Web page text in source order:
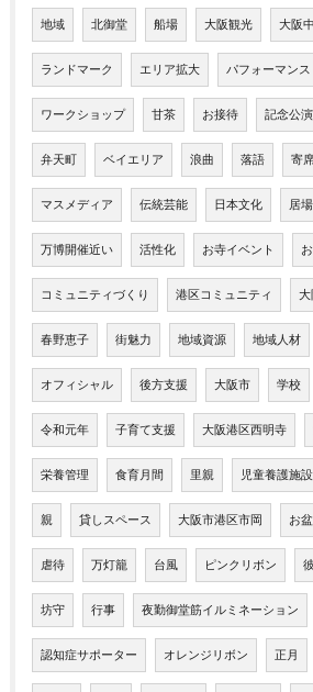
地域 北御堂 船場 大阪観光 大阪
ランドマーク エリア拡大 パフォーマンス
ワークショップ 甘茶 お接待 記念公演
弁天町 ベイエリア 浪曲 落語 寄
マスメディア 伝統芸能 日本文化 居
万博開催近い 活性化 お寺イベント
コミュニティづくり 港区コミュニティ 大
春野恵子 街魅力 地域資源 地域人材
オフィシャル 後方支援 大阪市 学校
令和元年 子育て支援 大阪港区西明寺
栄養管理 食育月間 里親 児童養護施設
親 貸しスペース 大阪市港区市岡 お盆
虐待 万灯籠 台風 ピンクリボン
坊守 行事 夜勤御堂筋イルミネーション
認知症サポーター オレンジリボン 正月